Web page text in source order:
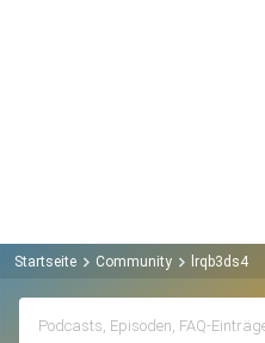
Startseite Community lrqb3ds4